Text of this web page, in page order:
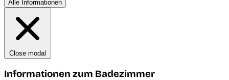
Alle Informationen
Close modal
Informationen zum Badezimmer